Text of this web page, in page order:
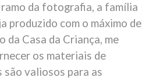
da fotografia, a família
produzido com o máximo de
da Casa da Criança, me
os materiais de
são valiosos para as